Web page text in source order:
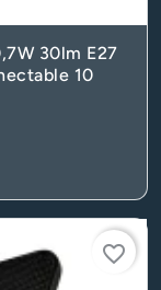
30lm E27
10
favorite_border